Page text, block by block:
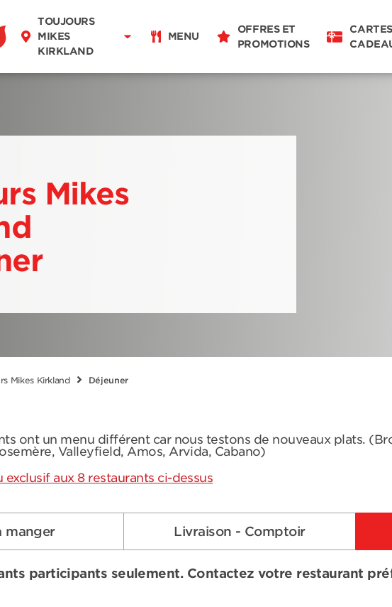
TOUJOURS
MIKES
KIRKLAND
MENU
Pour emporterMENU
OFFRES ET
PROMOTIONS
Mikes
Mikes Kirkland Déjeuner
ont un menu différent car nous testons de nouveaux plats.
Valleyfield, Amos, Arvida, Cabano)
exclusif aux 8 restaurants ci-dessus
manger Livraison - Comptoir
participants seulement. Contactez votre restaurant